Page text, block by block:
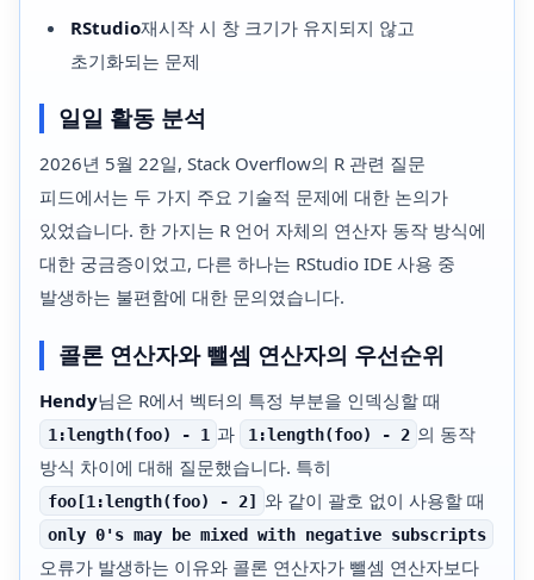
RStudio재시작 시 창 크기가 유지되지 않고
초기화되는 문제
일일 활동 분석
2026년 5월 22일, Stack Overflow의 R 관련 질문
피드에서는 두 가지 주요 기술적 문제에 대한 논의가
있었습니다. 한 가지는 R 언어 자체의 연산자 동작 방식에
대한 궁금증이었고, 다른 하나는 RStudio IDE 사용 중
발생하는 불편함에 대한 문의였습니다.
콜론 연산자와 뺄셈 연산자의 우선순위
Hendy님은 R에서 벡터의 특정 부분을 인덱싱할 때
1:length(foo) - 1 과 1:length(foo) - 2 의 동작
방식 차이에 대해 질문했습니다. 특히
foo[1:length(foo) - 2] 와 같이 괄호 없이 사용할 때
only 0's may be mixed with negative subscripts
오류가 발생하는 이유와 콜론 연산자가 뺄셈 연산자보다